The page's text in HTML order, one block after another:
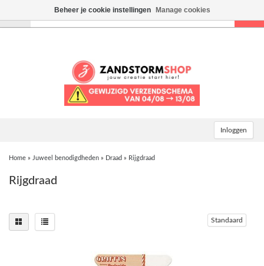
Inloggen
Home » Juweel benodigdheden » Draad » Rijgdraad
Rijgdraad
Standaard
Beheer je cookie instellingen Manage cookies